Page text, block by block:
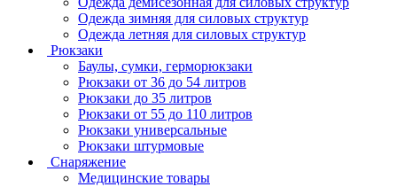
Одежда зимняя для силовых структур
Одежда летняя для силовых структур
Рюкзаки
Баулы, сумки, герморюкзаки
Рюкзаки от 36 до 54 литров
Рюкзаки до 35 литров
Рюкзаки от 55 до 110 литров
Рюкзаки универсальные
Рюкзаки штурмовые
Снаряжение
Медицинские товары